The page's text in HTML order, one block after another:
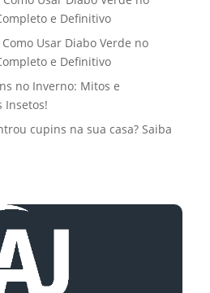
e Definitivo
Como Usar Diabo Verde no
e Definitivo
no Inverno: Mitos e
Insetos!
cupins na sua casa? Saiba